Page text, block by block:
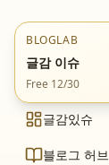
BLOGLAB
글감 이슈
Free 12/30
글감있슈
블로그 허브